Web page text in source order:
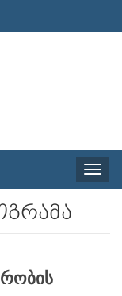
Toggle